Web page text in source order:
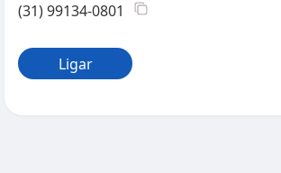
(31) 99134-0801
Ligar